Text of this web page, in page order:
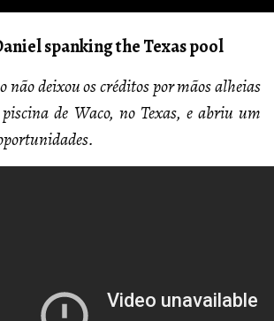
spanking the Texas pool
não deixou os créditos por mãos alheias
de Waco, no Texas, e abriu um